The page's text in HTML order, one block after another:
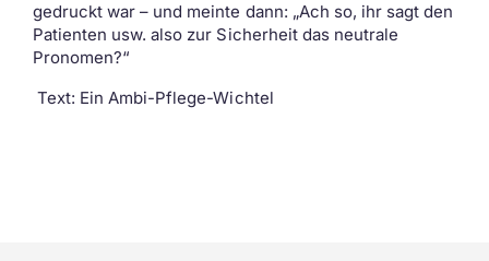
gedruckt war – und meinte dann: „Ach so, ihr sagt den
Patienten usw. also zur Sicherheit das neutrale
Pronomen?“
Text: Ein Ambi-Pflege-Wichtel